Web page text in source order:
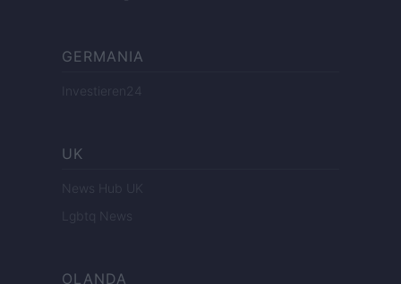
GERMANIA
Investieren24
UK
News Hub UK
Lgbtq News
OLANDA